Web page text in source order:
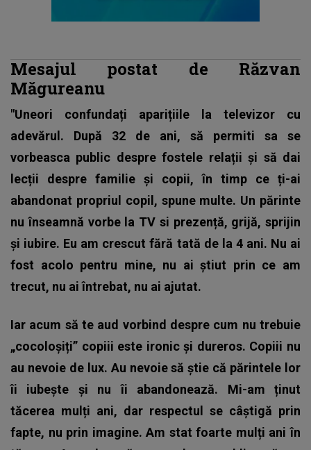
Mesajul postat de Răzvan
Măgureanu
"Uneori confundați aparițiile la televizor cu
adevărul. După 32 de ani, să permiti sa se
vorbeasca public despre fostele relații și să dai
lecții despre familie și copii, în timp ce ți-ai
abandonat propriul copil, spune multe. Un părinte
nu înseamnă vorbe la TV si prezență, grijă, sprijin
și iubire. Eu am crescut fără tată de la 4 ani. Nu ai
fost acolo pentru mine, nu ai știut prin ce am
trecut, nu ai întrebat, nu ai ajutat.
Iar acum să te aud vorbind despre cum nu trebuie
„cocoloșiți” copiii este ironic și dureros. Copiii nu
au nevoie de lux. Au nevoie să știe că părintele lor
îi iubește și nu îi abandonează. Mi-am ținut
tăcerea mulți ani, dar respectul se câștigă prin
fapte, nu prin imagine. Am stat foarte mulți ani în